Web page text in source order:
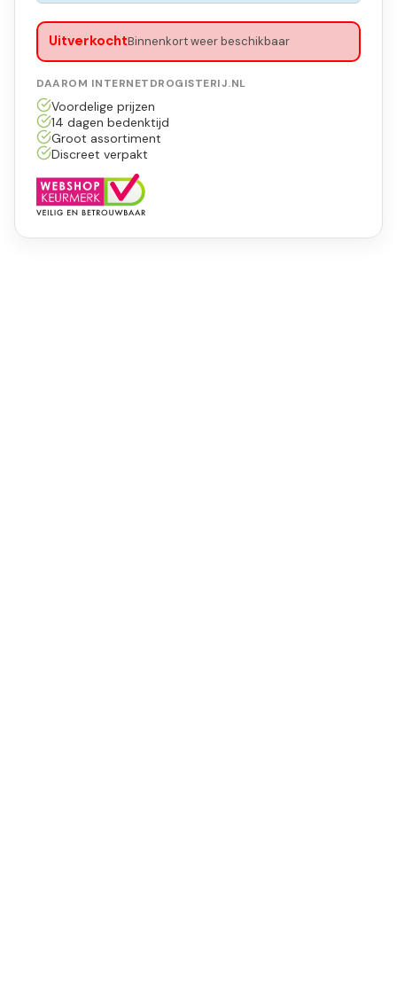
UitverkochtBinnenkort weer beschikbaar
DAAROM INTERNETDROGISTERIJ.NL
Voordelige prijzen
14 dagen bedenktijd
Groot assortiment
Discreet verpakt